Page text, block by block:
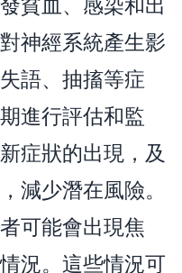
神經系統產生影
語、抽搐等症
進行評估和監
症狀的出現，及
減少潛在風險。
可能會出現焦
況。這些情況可